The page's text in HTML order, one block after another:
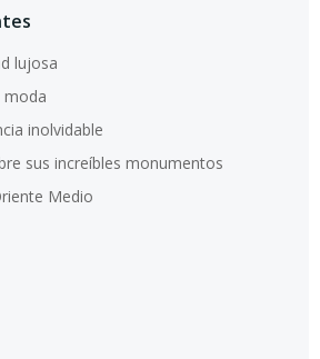
lujosa
moda
inolvidable
sus increíbles monumentos
Medio